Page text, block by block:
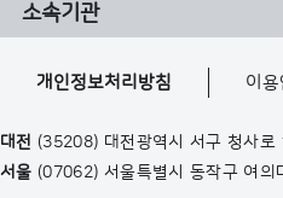
소속기관
개인정보처리방침 이용
대전 (35208) 대전광역시 서구 청사
서울 (07062) 서울특별시 동작구 여